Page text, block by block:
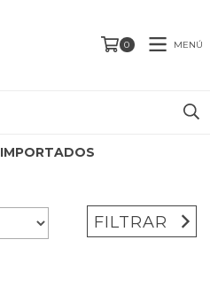
0 MENÚ
IMPORTADOS
FILTRAR